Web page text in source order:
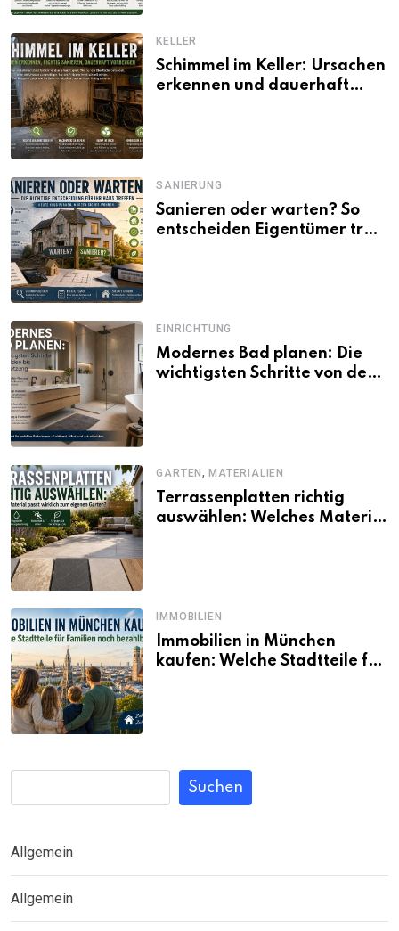
KELLER
Schimmel im Keller: Ursachen
erkennen und dauerhaft
SANIERUNG
Sanieren oder warten? So
entscheiden Eigentümer trotz
EINRICHTUNG
Modernes Bad planen: Die
wichtigsten Schritte von der
GARTEN,MATERIALIEN
Terrassenplatten richtig
auswählen: Welches Material
IMMOBILIEN
Immobilien in München
kaufen: Welche Stadtteile für
Suchen
Allgemein
Allgemein